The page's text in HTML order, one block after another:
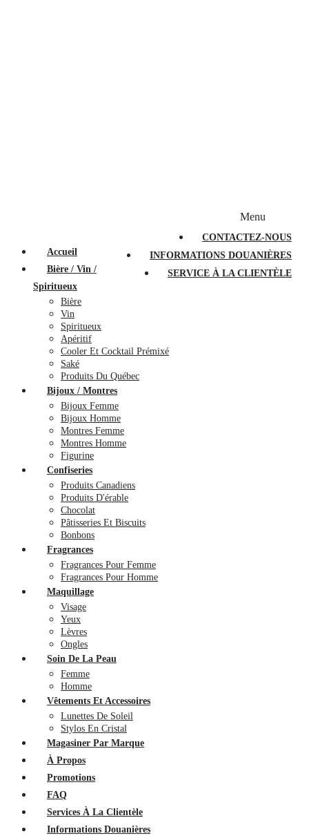
CONTACTEZ-NOUS
INFORMATIONS DOUANIÈRES
SERVICE À LA CLIENTÈLE
Menu
Accueil
Bière / Vin /
Spiritueux
Bière
Vin
Spiritueux
Apéritif
Cooler Et Cocktail Prémixé
Saké
Produits Du Québec
Bijoux / Montres
Bijoux Femme
Bijoux Homme
Montres Femme
Montres Homme
Figurine
Confiseries
Produits Canadiens
Produits D'érable
Chocolat
Pâtisseries Et Biscuits
Bonbons
Fragrances
Fragrances Pour Femme
Fragrances Pour Homme
Maquillage
Visage
Yeux
Lèvres
Ongles
Soin De La Peau
Femme
Homme
Vêtements Et Accessoires
Lunettes De Soleil
Stylos En Cristal
Magasiner Par Marque
À Propos
Promotions
FAQ
Services À La Clientèle
Informations Douanières